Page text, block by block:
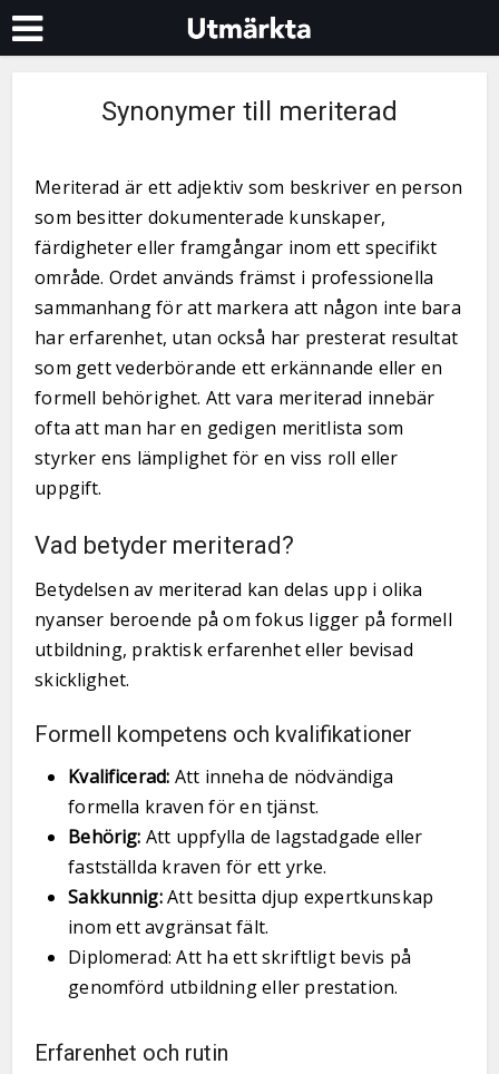
Synonymer till meriterad
Meriterad är ett adjektiv som beskriver en person
som besitter dokumenterade kunskaper,
färdigheter eller framgångar inom ett specifikt
område. Ordet används främst i professionella
sammanhang för att markera att någon inte bara
har erfarenhet, utan också har presterat resultat
som gett vederbörande ett erkännande eller en
formell behörighet. Att vara meriterad innebär
ofta att man har en gedigen meritlista som
styrker ens lämplighet för en viss roll eller
uppgift.
Vad betyder meriterad?
Betydelsen av meriterad kan delas upp i olika
nyanser beroende på om fokus ligger på formell
utbildning, praktisk erfarenhet eller bevisad
skicklighet.
Formell kompetens och kvalifikationer
Kvalificerad: Att inneha de nödvändiga
formella kraven för en tjänst.
Behörig: Att uppfylla de lagstadgade eller
fastställda kraven för ett yrke.
Sakkunnig:Att besitta djup expertkunskap
inom ett avgränsat fält.
Diplomerad: Att ha ett skriftligt bevis på
genomförd utbildning eller prestation.
Erfarenhet och rutin